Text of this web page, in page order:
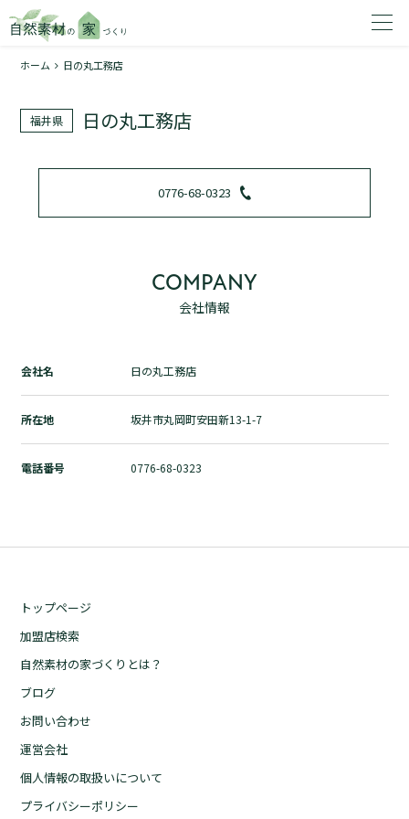
1
トップページ
加盟店検索
自然素材の家づくりとは？
ホーム 日の丸工務店
福井県 日の丸工務店
0776-68-0323
COMPANY
会社情報
会社名 日の丸工務店
所在地 坂井市丸岡町安田新13-1-7
電話番号 0776-68-0323
トップページ
加盟店検索
自然素材の家づくりとは？
ブログ
お問い合わせ
運営会社
個人情報の取扱いについて
プライバシーポリシー